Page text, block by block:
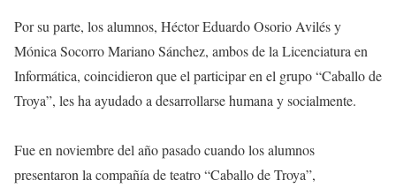
Por su parte, los alumnos, Héctor Eduardo Osorio Avilés y
Mónica Socorro Mariano Sánchez, ambos de la Licenciatura en
Informática, coincidieron que el participar en el grupo “Caballo de
Troya”, les ha ayudado a desarrollarse humana y socialmente.
Fue en noviembre del año pasado cuando los alumnos
presentaron la compañía de teatro “Caballo de Troya”,